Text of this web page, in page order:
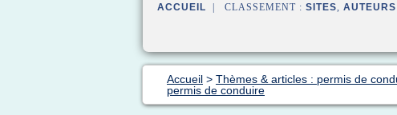
ACCUEIL | CLASSEMENT : SITES,
Accueil > Thèmes & articles : permis de
permis de conduire